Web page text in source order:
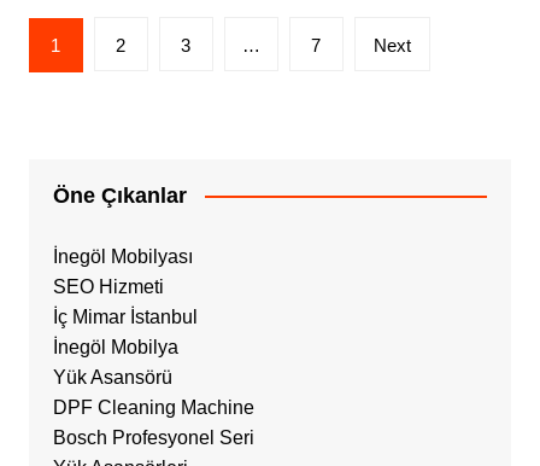
Yazı
sayfalandırması
1 2 3 … 7 Next
Öne Çıkanlar
İnegöl Mobilyası
SEO Hizmeti
İç Mimar İstanbul
İnegöl Mobilya
Yük Asansörü
DPF Cleaning Machine
Bosch Profesyonel Seri